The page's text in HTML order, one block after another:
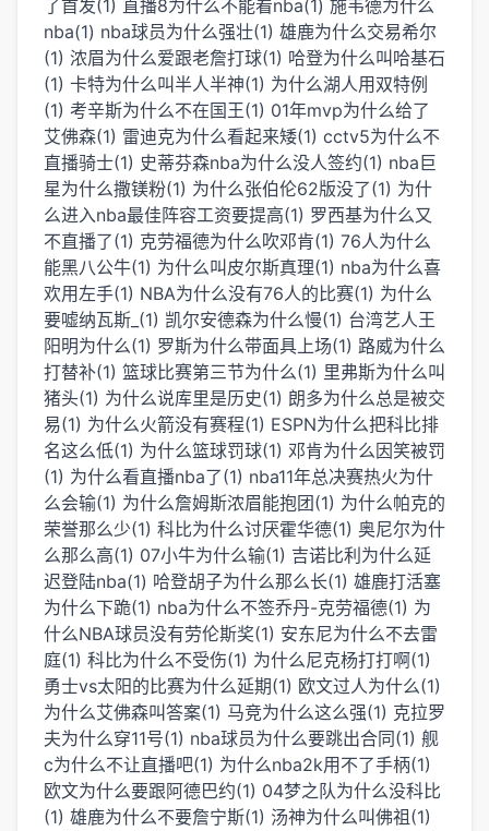
了首发(1) 直播8为什么不能看nba(1) 施韦德为什么
nba(1) nba球员为什么强壮(1) 雄鹿为什么交易希尔
(1) 浓眉为什么爱跟老詹打球(1) 哈登为什么叫哈基石
(1) 卡特为什么叫半人半神(1) 为什么湖人用双特例
(1) 考辛斯为什么不在国王(1) 01年mvp为什么给了
艾佛森(1) 雷迪克为什么看起来矮(1) cctv5为什么不
直播骑士(1) 史蒂芬森nba为什么没人签约(1) nba巨
星为什么撒镁粉(1) 为什么张伯伦62版没了(1) 为什
么进入nba最佳阵容工资要提高(1) 罗西基为什么又
不直播了(1) 克劳福德为什么吹邓肯(1) 76人为什么
能黑八公牛(1) 为什么叫皮尔斯真理(1) nba为什么喜
欢用左手(1) NBA为什么没有76人的比赛(1) 为什么
要嘘纳瓦斯_(1) 凯尔安德森为什么慢(1) 台湾艺人王
阳明为什么(1) 罗斯为什么带面具上场(1) 路威为什么
打替补(1) 篮球比赛第三节为什么(1) 里弗斯为什么叫
猪头(1) 为什么说库里是历史(1) 朗多为什么总是被交
易(1) 为什么火箭没有赛程(1) ESPN为什么把科比排
名这么低(1) 为什么篮球罚球(1) 邓肯为什么因笑被罚
(1) 为什么看直播nba了(1) nba11年总决赛热火为什
么会输(1) 为什么詹姆斯浓眉能抱团(1) 为什么帕克的
荣誉那么少(1) 科比为什么讨厌霍华德(1) 奥尼尔为什
么那么高(1) 07小牛为什么输(1) 吉诺比利为什么延
迟登陆nba(1) 哈登胡子为什么那么长(1) 雄鹿打活塞
为什么下跪(1) nba为什么不签乔丹-克劳福德(1) 为
什么NBA球员没有劳伦斯奖(1) 安东尼为什么不去雷
庭(1) 科比为什么不受伤(1) 为什么尼克杨打打啊(1)
勇士vs太阳的比赛为什么延期(1) 欧文过人为什么(1)
为什么艾佛森叫答案(1) 马竞为什么这么强(1) 克拉罗
夫为什么穿11号(1) nba球员为什么要跳出合同(1) 舰
c为什么不让直播吧(1) 为什么nba2k用不了手柄(1)
欧文为什么要跟阿德巴约(1) 04梦之队为什么没科比
(1) 雄鹿为什么不要詹宁斯(1) 汤神为什么叫佛祖(1)